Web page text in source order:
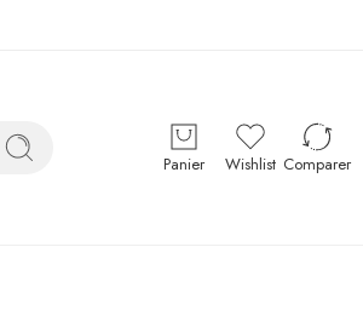
Panier Wishlist Comparer